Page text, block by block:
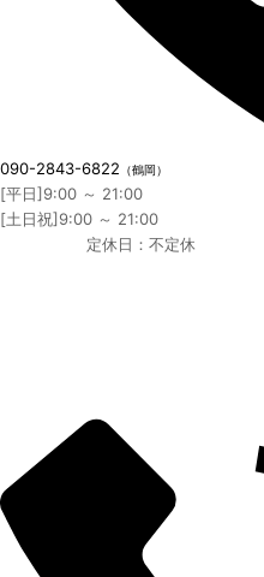
090-2843-6822 （鶴岡）
[平日]9:00 ～ 21:00
[土日祝]9:00 ～ 21:00
定休日：不定休